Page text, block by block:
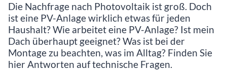
Die Nachfrage nach Photovoltaik ist groß. Doch
ist eine PV-Anlage wirklich etwas für jeden
Haushalt? Wie arbeitet eine PV-Anlage? Ist mein
Dach überhaupt geeignet? Was ist bei der
Montage zu beachten, was im Alltag? Finden Sie
hier Antworten auf technische Fragen.